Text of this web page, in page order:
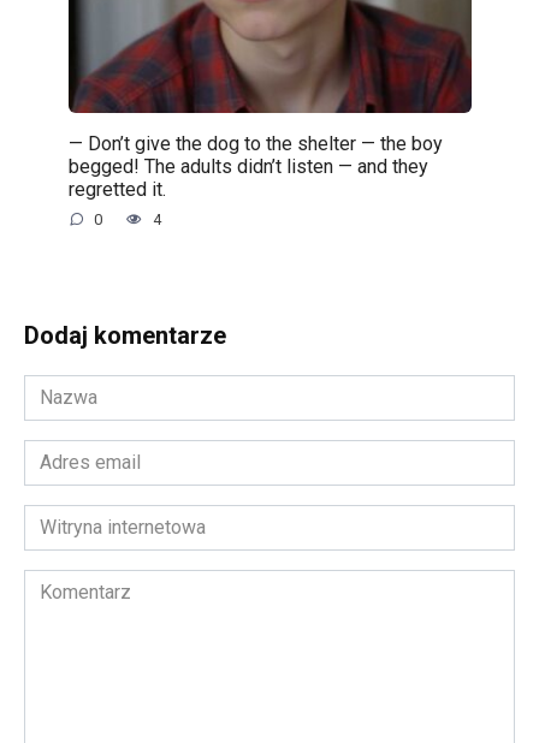
— Don’t give the dog to the shelter — the boy
begged! The adults didn’t listen — and they
regretted it.
0 4
Dodaj komentarze
Nazwa
*
Adres
email
*Witryna
internetowa
Komentarz